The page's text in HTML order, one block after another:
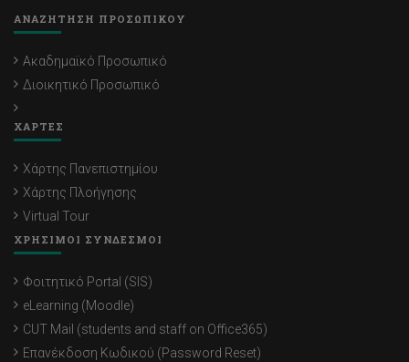
ΑΝΑΖΗΤΗΣΗ ΠΡΟΣΩΠΙΚΟΥ
Ακαδημαϊκό Προσωπικό
Διοικητικό Προσωπικό
ΧΑΡΤΕΣ
Χάρτης Πανεπιστημίου
Χάρτης Πλοήγησης
Virtual Tour
ΧΡΗΣΙΜΟΙ ΣΥΝΔΕΣΜΟΙ
Φοιτητικό Portal (SIS)
eLearning (Moodle)
CUT Mail (students and staff on Office365)
Επανέκδοση Κωδικού (Password Reset)